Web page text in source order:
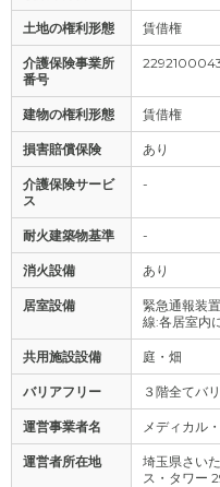
土地の権利形態 賃借権
介護保険事業所
番号
建物の権利形態 賃借権
損害賠償保険 あり
介護保険サービ
ス
-
耐火建築物基準 -
消火設備 あり
居室設備
緊急通報装
線:各居室内
共用施設設備 庭・畑
バリアフリー ３階全てバ
運営事業者名 メディカル
運営者所在地
埼玉県さい
ス・タワー